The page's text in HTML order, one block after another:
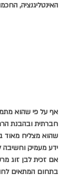
האינטליגנציה,
אף על פי שהוא
חברתית ובהבנת
שהוא מצליח מאוד
ידע מעמיק וחשיבה
אם זכית לבן זוג
בתחום המתאים